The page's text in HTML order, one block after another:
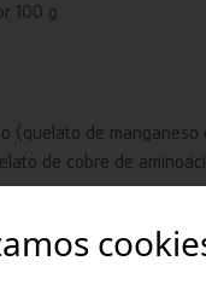
100 g.
(quelato de
de cobre de